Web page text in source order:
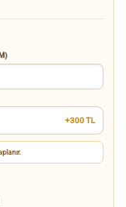
+300 TL